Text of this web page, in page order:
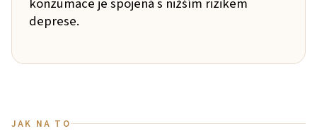
deprese.
JAK NA TO